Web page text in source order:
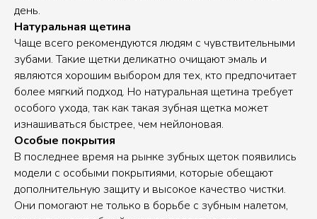
день.
Натуральная щетина
Чаще всего рекомендуются людям с чувствительными
зубами. Такие щетки деликатно очищают эмаль и
являются хорошим выбором для тех, кто предпочитает
более мягкий подход. Но натуральная щетина требует
особого ухода, так как такая зубная щетка может
изнашиваться быстрее, чем нейлоновая.
Особые покрытия
В последнее время на рынке зубных щеток появились
модели с особыми покрытиями, которые обещают
дополнительную защиту и высокое качество чистки.
Они помогают не только в борьбе с зубным налетом,